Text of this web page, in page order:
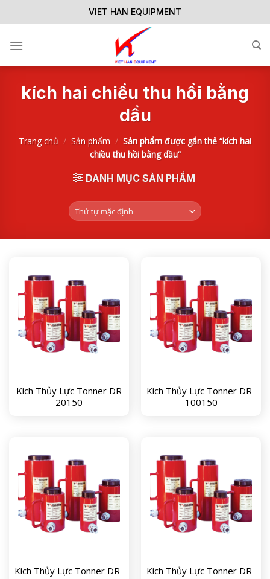
to
VIET HAN EQUIPMENT
kích hai chiều thu hồi bằng
dầu
Trang chủ / Sản phẩm / Sản phẩm được gắn thẻ “kích hai
chiều thu hồi bằng dầu”
DANH MỤC SẢN PHẨM
Kích Thủy Lực Tonner DR
20150
Kích Thủy Lực Tonner DR-
100150
Kích Thủy Lực Tonner DR-
Kích Thủy Lực Tonner DR-